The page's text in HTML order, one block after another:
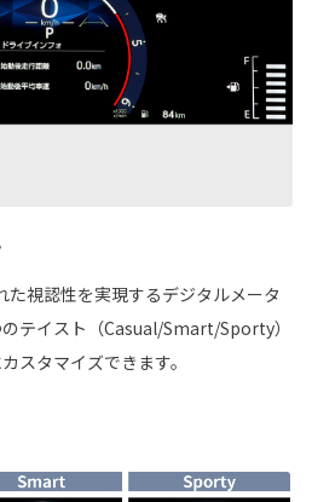
た視認性を実現するデジタルメータ
テイスト（Casual/Smart/Sporty）
スタマイズできます。